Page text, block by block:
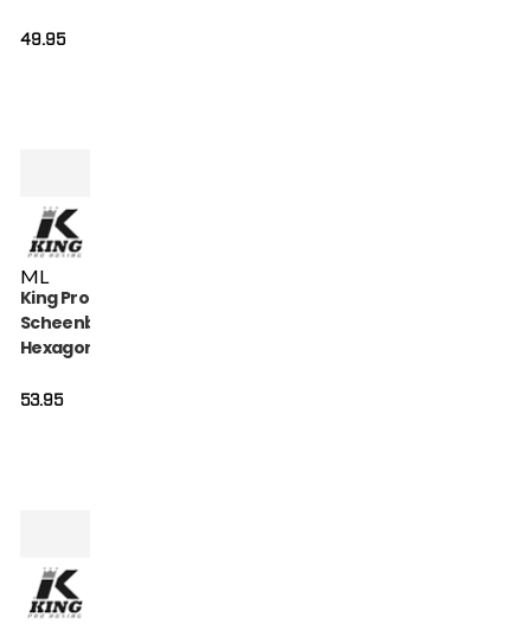
49.95
ML
King Pro Boxing
Scheenbeschermers
Hexagon (KPB-SG-
53.95